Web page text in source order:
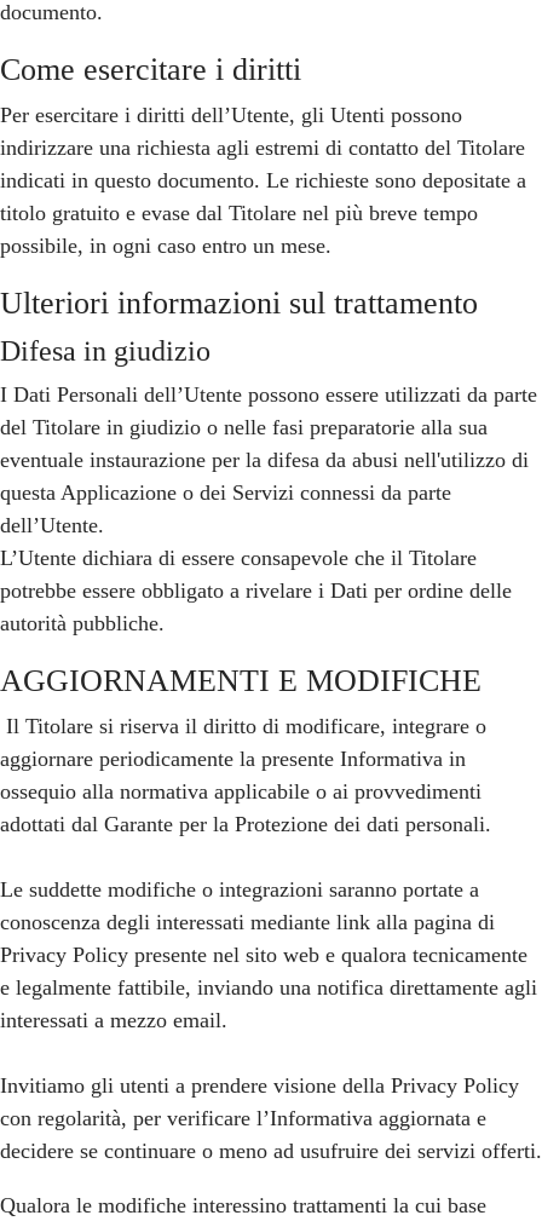
documento.
Come esercitare i diritti
Per esercitare i diritti dell’Utente, gli Utenti possono
indirizzare una richiesta agli estremi di contatto del Titolare
indicati in questo documento. Le richieste sono depositate a
titolo gratuito e evase dal Titolare nel più breve tempo
possibile, in ogni caso entro un mese.
Ulteriori informazioni sul trattamento
Difesa in giudizio
I Dati Personali dell’Utente possono essere utilizzati da parte
del Titolare in giudizio o nelle fasi preparatorie alla sua
eventuale instaurazione per la difesa da abusi nell'utilizzo di
questa Applicazione o dei Servizi connessi da parte
dell’Utente.
L’Utente dichiara di essere consapevole che il Titolare
potrebbe essere obbligato a rivelare i Dati per ordine delle
autorità pubbliche.
AGGIORNAMENTI E MODIFICHE
Il Titolare si riserva il diritto di modificare, integrare o
aggiornare periodicamente la presente Informativa in
ossequio alla normativa applicabile o ai provvedimenti
adottati dal Garante per la Protezione dei dati personali.
Le suddette modifiche o integrazioni saranno portate a
conoscenza degli interessati mediante link alla pagina di
Privacy Policy presente nel sito web e qualora tecnicamente
e legalmente fattibile, inviando una notifica direttamente agli
interessati a mezzo email.
Invitiamo gli utenti a prendere visione della Privacy Policy
con regolarità, per verificare l’Informativa aggiornata e
decidere se continuare o meno ad usufruire dei servizi offerti.
Qualora le modifiche interessino trattamenti la cui base